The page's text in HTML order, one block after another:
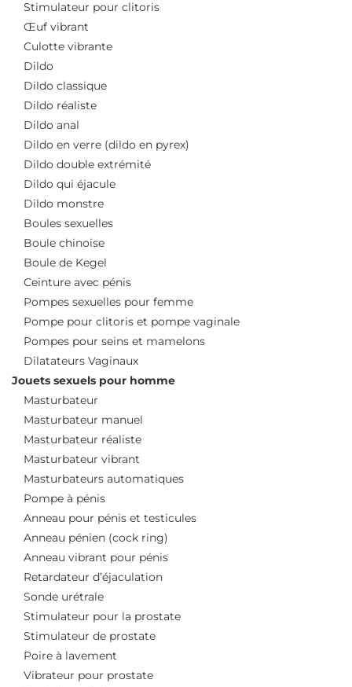
Stimulateur pour clitoris
Œuf vibrant
Culotte vibrante
Dildo
Dildo classique
Dildo réaliste
Dildo anal
Dildo en verre (dildo en pyrex)
Dildo double extrémité
Dildo qui éjacule
Dildo monstre
Boules sexuelles
Boule chinoise
Boule de Kegel
Ceinture avec pénis
Pompes sexuelles pour femme
Pompe pour clitoris et pompe vaginale
Pompes pour seins et mamelons
Dilatateurs Vaginaux
Jouets sexuels pour homme
Masturbateur
Masturbateur manuel
Masturbateur réaliste
Masturbateur vibrant
Masturbateurs automatiques
Pompe à pénis
Anneau pour pénis et testicules
Anneau pénien (cock ring)
Anneau vibrant pour pénis
Retardateur d’éjaculation
Sonde urétrale
Stimulateur pour la prostate
Stimulateur de prostate
Poire à lavement
Vibrateur pour prostate